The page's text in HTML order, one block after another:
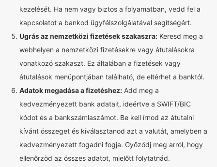
kezelését. Ha nem vagy biztos a folyamatban, vedd fel a
kapcsolatot a bankod ügyfélszolgálatával segítségért.
Ugrás az nemzetközi fizetések szakaszra: Keresd meg a
webhelyen a nemzetközi fizetésekre vagy átutalásokra
vonatkozó szakaszt. Ez általában a fizetések vagy
átutalások menüpontjában található, de eltérhet a banktól.
Adatok megadása a fizetéshez: Add meg a
kedvezményezett bank adatait, ideértve a SWIFT/BIC
kódot és a bankszámlaszámot. Be kell írnod az átutalni
kívánt összeget és kiválasztanod azt a valutát, amelyben a
kedvezményezett fogadni fogja. Győződj meg arról, hogy
ellenőrzöd az összes adatot, mielőtt folytatnád.